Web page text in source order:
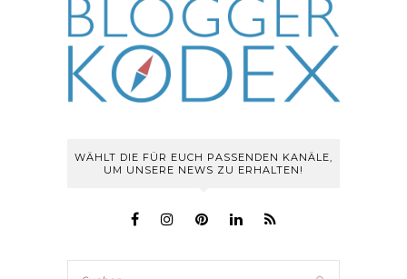
WÄHLT DIE FÜR EUCH PASSENDEN KANÄLE,
UM UNSERE NEWS ZU ERHALTEN!